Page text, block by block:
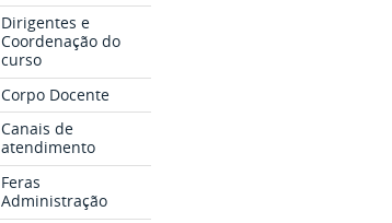
Dirigentes e
Coordenação do
curso
Corpo Docente
Canais de
atendimento
Feras
Administração